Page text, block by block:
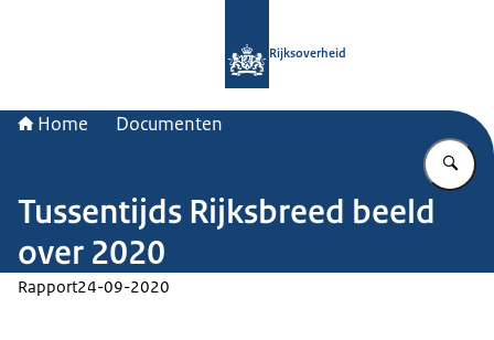
Rijksoverheid
Home Documenten
Tussentijds Rijksbreed beeld
over 2020
Rapport24-09-2020